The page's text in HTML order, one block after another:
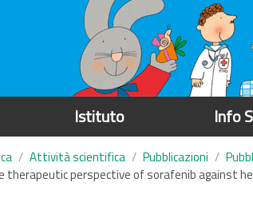
Istituto Info
Attività scientifica Pubblicazioni
perspective of sorafenib against